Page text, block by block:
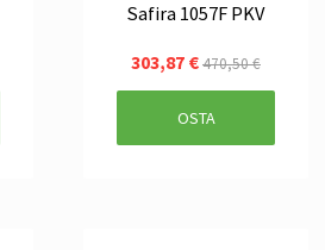
Safira 1057F PKV
303,87 €470,50 €
OSTA